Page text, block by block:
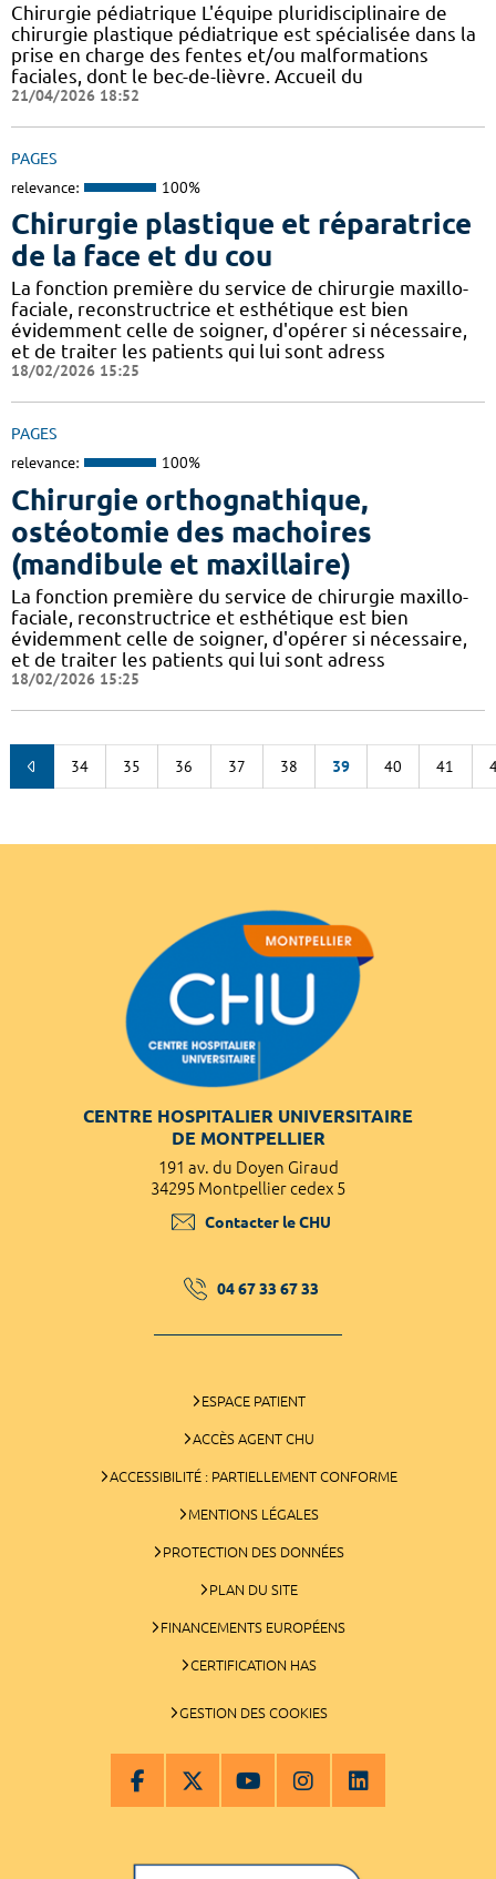
Chirurgie pédiatrique L'équipe pluridisciplinaire de
chirurgie plastique pédiatrique est spécialisée dans la
prise en charge des fentes et/ou malformations
faciales, dont le bec-de-lièvre. Accueil du
21/04/2026 18:52
PAGES
relevance: 100%
Chirurgie plastique et réparatrice
de la face et du cou
La fonction première du service de chirurgie maxillo-
faciale, reconstructrice et esthétique est bien
évidemment celle de soigner, d'opérer si nécessaire,
et de traiter les patients qui lui sont adress
18/02/2026 15:25
PAGES
relevance: 100%
Chirurgie orthognathique,
ostéotomie des machoires
(mandibule et maxillaire)
La fonction première du service de chirurgie maxillo-
faciale, reconstructrice et esthétique est bien
évidemment celle de soigner, d'opérer si nécessaire,
et de traiter les patients qui lui sont adress
18/02/2026 15:25
34 35 36 37 38 39 40 41
CENTRE HOSPITALIER UNIVERSITAIRE
DE MONTPELLIER
191 av. du Doyen Giraud
34295 Montpellier cedex 5
Contacter le CHU
04 67 33 67 33
ESPACE PATIENT
ACCÈS AGENT CHU
ACCESSIBILITÉ : PARTIELLEMENT CONFORME
MENTIONS LÉGALES
PROTECTION DES DONNÉES
PLAN DU SITE
FINANCEMENTS EUROPÉENS
CERTIFICATION HAS
GESTION DES COOKIES